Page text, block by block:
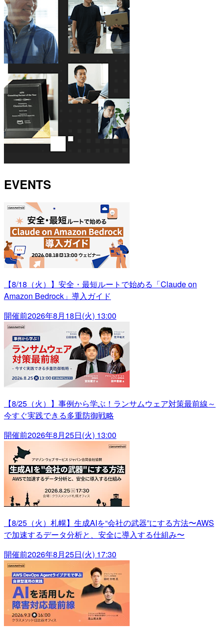
EVENTS
【8/18（火）】安全・最短ルートで始める「Claude on
Amazon Bedrock」導入ガイド
開催前2026年8月18日(火) 13:00
【8/25（火）】事例から学ぶ！ランサムウェア対策最前線～
今すぐ実践できる多重防御戦略
開催前2026年8月25日(火) 13:00
【8/25（火）札幌】生成AIを“会社の武器”にする方法〜AWS
で加速するデータ分析と、安全に導入する仕組み〜
開催前2026年8月25日(火) 17:30